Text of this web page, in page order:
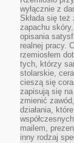
wyłącznie z
Składa się
zapachu
opisania
realnej pracy.
rzemiosłem
tych, którzy
stolarskie,
cieszą się
zapisują się
zmienić
działania,
mailem,
inny rodzaj